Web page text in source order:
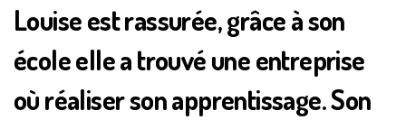
Louise est rassurée, grâce à son
école elle a trouvé une entreprise
où réaliser son apprentissage. Son